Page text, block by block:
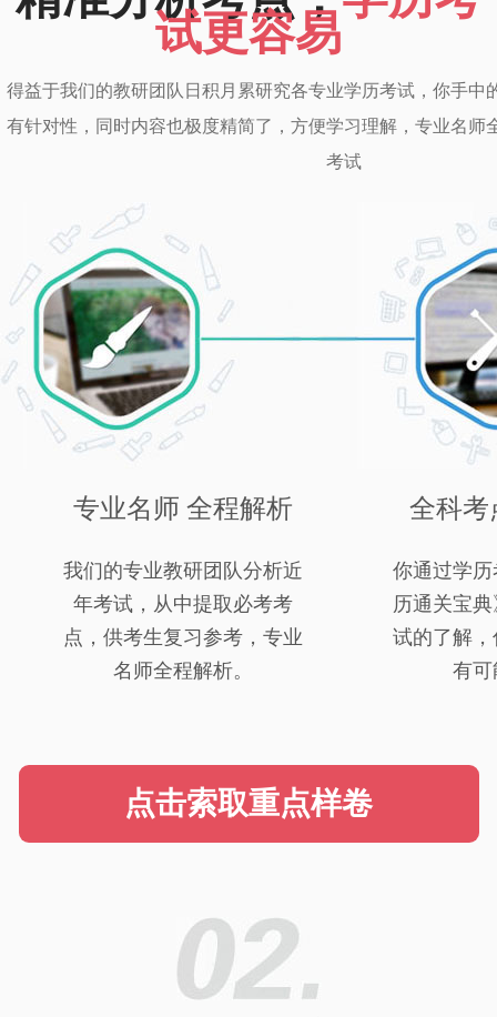
试更容易
得益于我们的教研团队日积月累研究各专业学历考试，你手中
有针对性，同时内容也极度精简了，方便学习理解，专业名师
考试
专业名师 全程解析
我们的专业教研团队分析近
年考试，从中提取必考考
点，供考生复习参考，专业
名师全程解析。
全科考
你通过学
历通关宝
试的了解
有可
点击索取重点样卷